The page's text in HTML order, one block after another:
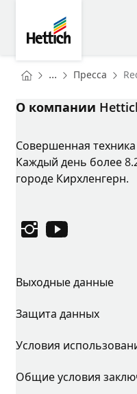
You are here:
Homepage
... Пресса
О компании
Совершенная
Каждый день более
городе Кирхленгерн.
InstagramYouTube
Выходные данные
Защита данных
Условия
Общие условия